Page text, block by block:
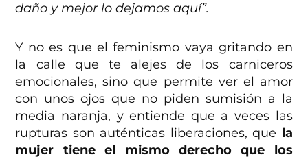
daño y mejor lo dejamos aquí”.
Y no es que el feminismo vaya gritando en
la calle que te alejes de los carniceros
emocionales, sino que permite ver el amor
con unos ojos que no piden sumisión a la
media naranja, y entiende que a veces las
rupturas son auténticas liberaciones, que la
mujer tiene el mismo derecho que los